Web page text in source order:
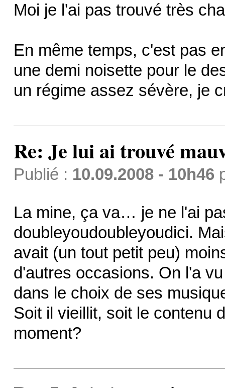
Moi je l'ai pas trouvé très
En même temps, c'est pas
une demi noisette pour le
un régime assez sévère, je
Re: Je lui ai trouvé
Publié : 10.09.2008 - 10h46
La mine, ça va… je ne l'ai
doubleyoudoubleyoudici.
avait (un tout petit peu)
d'autres occasions. On l'a
dans le choix de ses
Soit il vieillit, soit le contenu
moment?